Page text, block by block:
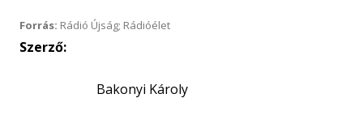
Forrás: Rádió Újság; Rádióélet
Szerző:
Bakonyi Károly